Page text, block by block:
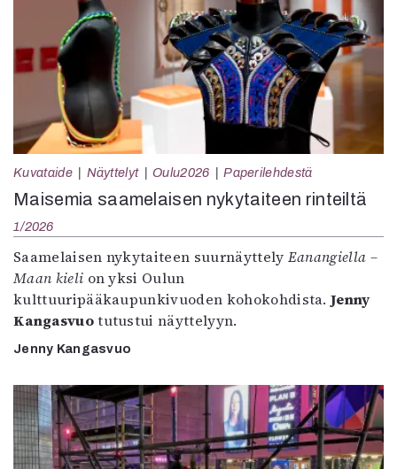
Kuvataide Näyttelyt Oulu2026 Paperilehdestä
Maisemia saamelaisen nykytaiteen rinteiltä
1/2026
Saamelaisen nykytaiteen suurnäyttely Eanangiella –
Maan kieli on yksi Oulun
kulttuuripääkaupunkivuoden kohokohdista.Jenny
Kangasvuotutustui näyttelyyn.
Jenny Kangasvuo